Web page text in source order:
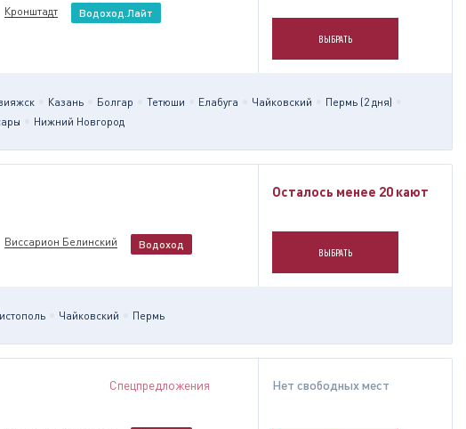
Кронштадт Водоход.Лайт
ВЫБРАТЬ
Казань Болгар Тетюши Елабуга Чайковский
Пермь (2 дня)
Нижний Новгород
Виссарион Белинский Водоход
Осталось менее 20 кают
ВЫБРАТЬ
Чайковский Пермь
Спецпредложения Нет свободных мест